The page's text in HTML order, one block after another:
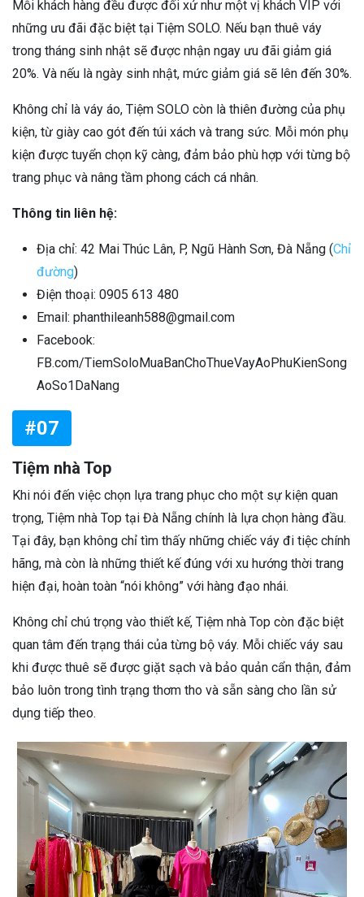
Mỗi khách hàng đều được đối xử như một vị khách VIP với
những ưu đãi đặc biệt tại Tiệm SOLO. Nếu bạn thuê váy
trong tháng sinh nhật sẽ được nhận ngay ưu đãi giảm giá
20%. Và nếu là ngày sinh nhật, mức giảm giá sẽ lên đến 30%.
Không chỉ là váy áo, Tiệm SOLO còn là thiên đường của phụ
kiện, từ giày cao gót đến túi xách và trang sức. Mỗi món phụ
kiện được tuyển chọn kỹ càng, đảm bảo phù hợp với từng bộ
trang phục và nâng tầm phong cách cá nhân.
Thông tin liên hệ:
Địa chỉ: 42 Mai Thúc Lân, P, Ngũ Hành Sơn, Đà Nẵng (Chỉ
đường)
Điện thoại: 0905 613 480
Email: phanthileanh588@gmail.com
Facebook:
FB.com/TiemSoloMuaBanChoThueVayAoPhuKienSong
AoSo1DaNang
#07
Tiệm nhà Top
Khi nói đến việc chọn lựa trang phục cho một sự kiện quan
trọng, Tiệm nhà Top tại Đà Nẵng chính là lựa chọn hàng đầu.
Tại đây, bạn không chỉ tìm thấy những chiếc váy đi tiệc chính
hãng, mà còn là những thiết kế đúng với xu hướng thời trang
hiện đại, hoàn toàn “nói không” với hàng đạo nhái.
Không chỉ chú trọng vào thiết kế, Tiệm nhà Top còn đặc biệt
quan tâm đến trạng thái của từng bộ váy. Mỗi chiếc váy sau
khi được thuê sẽ được giặt sạch và bảo quản cẩn thận, đảm
bảo luôn trong tình trạng thơm tho và sẵn sàng cho lần sử
dụng tiếp theo.